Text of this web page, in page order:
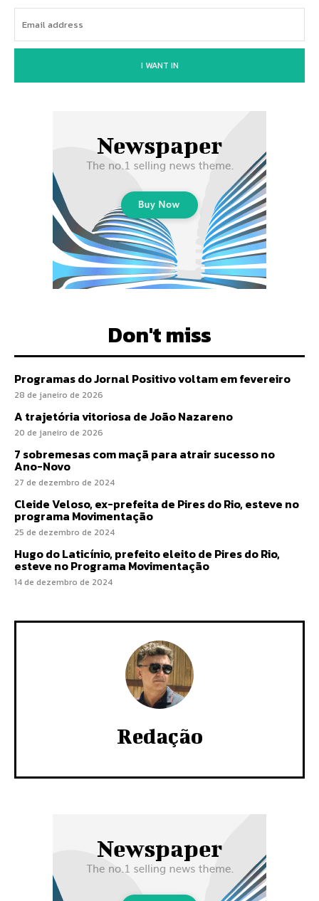
I WANT IN
Don't miss
Programas do Jornal Positivo voltam em fevereiro
28 de janeiro de 2026
A trajetória vitoriosa de João Nazareno
20 de janeiro de 2026
7 sobremesas com maçã para atrair sucesso no
Ano-Novo
27 de dezembro de 2024
Cleide Veloso, ex-prefeita de Pires do Rio, esteve no
programa Movimentação
25 de dezembro de 2024
Hugo do Laticínio, prefeito eleito de Pires do Rio,
esteve no Programa Movimentação
14 de dezembro de 2024
Redação